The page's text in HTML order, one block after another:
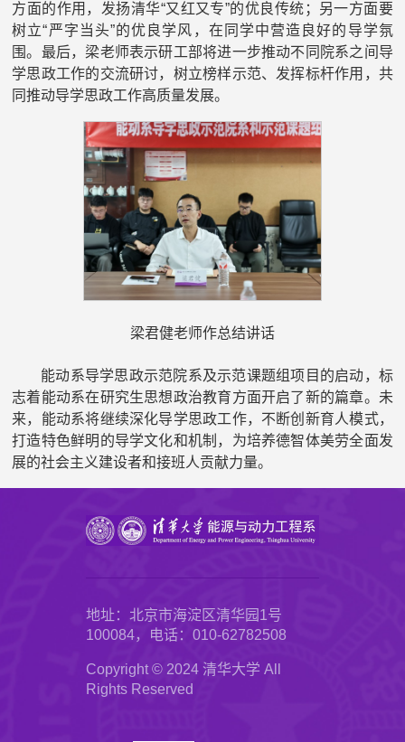
方面的作用，发扬清华“又红又专”的优良传统；另一方面要
树立“严字当头”的优良学风，在同学中营造良好的导学氛
围。最后，梁老师表示研工部将进一步推动不同院系之间导
学思政工作的交流研讨，树立榜样示范、发挥标杆作用，共
同推动导学思政工作高质量发展。
梁君健老师作总结讲话
能动系导学思政示范院系及示范课题组项目的启动，标
志着能动系在研究生思想政治教育方面开启了新的篇章。未
来，能动系将继续深化导学思政工作，不断创新育人模式，
打造特色鲜明的导学文化和机制，为培养德智体美劳全面发
展的社会主义建设者和接班人贡献力量。
地址：北京市海淀区清华园1号
100084，电话：010-62782508
Copyright © 2024 清华大学 All
Rights Reserved